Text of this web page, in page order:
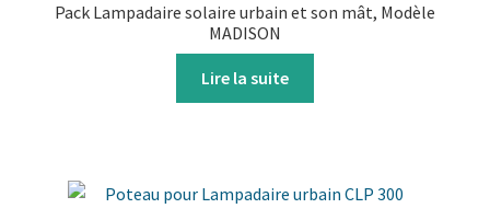
Pack Lampadaire solaire urbain et son mât, Modèle
MADISON
Lire la suite